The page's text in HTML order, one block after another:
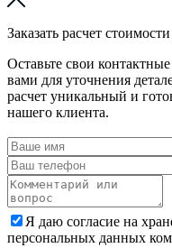
Заказать расчет
Оставьте свои
вами для уточнения
расчет уникальный и
нашего клиента.
Я даю согласие на
персональных данных